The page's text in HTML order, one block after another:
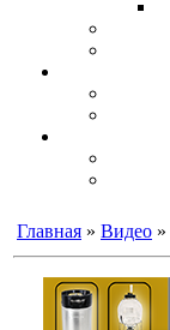
Главная » Видео »